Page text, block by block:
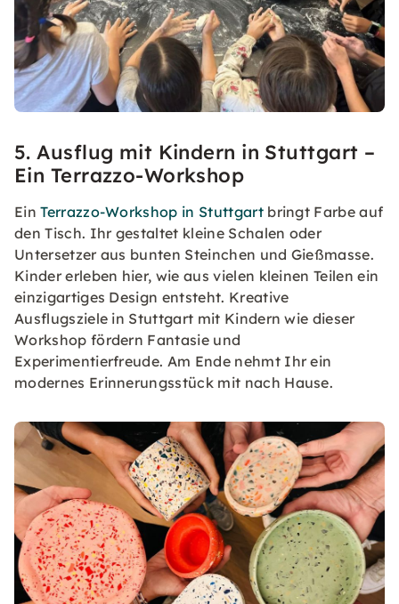
5. Ausflug mit Kindern in Stuttgart –
Ein Terrazzo-Workshop
EinTerrazzo-Workshop in Stuttgartbringt Farbe auf
den Tisch. Ihr gestaltet kleine Schalen oder
Untersetzer aus bunten Steinchen und Gießmasse.
Kinder erleben hier, wie aus vielen kleinen Teilen ein
einzigartiges Design entsteht. Kreative
Ausflugsziele in Stuttgart mit Kindern wie dieser
Workshop fördern Fantasie und
Experimentierfreude. Am Ende nehmt Ihr ein
modernes Erinnerungsstück mit nach Hause.